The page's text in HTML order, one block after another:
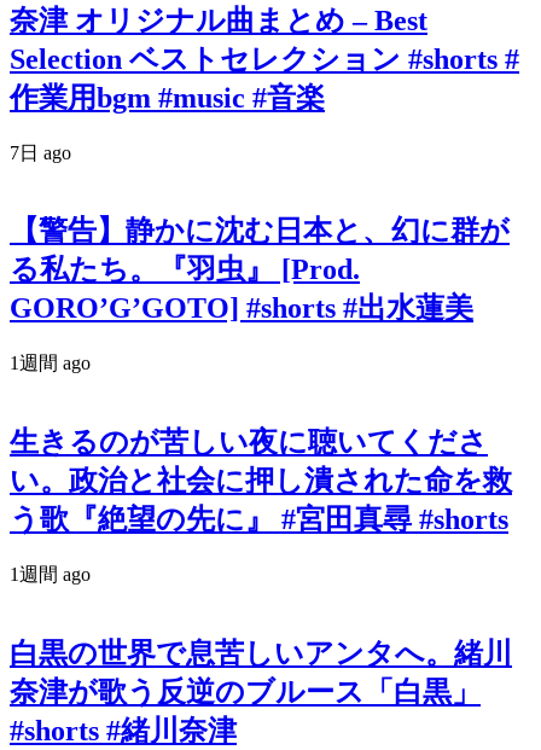
奈津 オリジナル曲まとめ – Best
Selection ベストセレクション #shorts #
作業用bgm #music #音楽
7日 ago
【警告】静かに沈む日本と、幻に群が
る私たち。『羽虫』 [Prod.
GORO’G’GOTO] #shorts #出水蓮美
1週間 ago
生きるのが苦しい夜に聴いてくださ
い。政治と社会に押し潰された命を救
う歌『絶望の先に』 #宮田真尋 #shorts
1週間 ago
白黒の世界で息苦しいアンタへ。緒川
奈津が歌う反逆のブルース「白黒」
#shorts #緒川奈津